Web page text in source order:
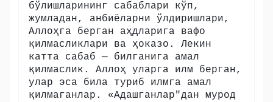
бўлишларининг сабаблари кўп,
жумладан, анбиёларни ўлдиришлари,
Аллоҳга берган аҳдларига вафо
қилмасликлари ва ҳоказо. Лекин
катта сабаб — билганига амал
қилмаслик. Аллоҳ уларга илм берган,
улар эса била туриб илмга амал
қилмаганлар. «Адашганлар"дан мурод